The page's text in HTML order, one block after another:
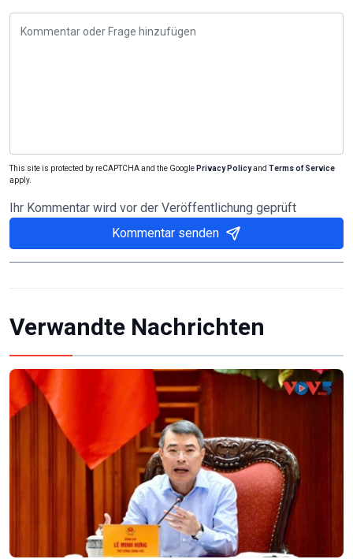
This site is protected by reCAPTCHA and the Google Privacy Policyand Terms of Service
apply.
Ihr Kommentar wird vor der Veröffentlichung geprüft
Kommentar senden
Verwandte Nachrichten